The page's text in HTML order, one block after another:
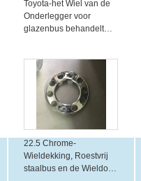
Toyota-het Wiel van de
Onderlegger voor
glazenbus behandelt
Buswiel oppoetsen
22.5 Chrome-
Wieldekking, Roestvrij
staalbus en de Wieldop